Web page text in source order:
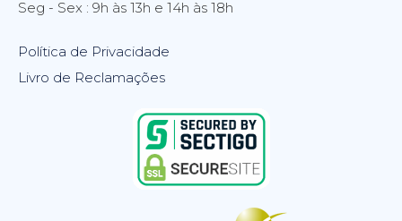
Seg - Sex : 9h às 13h e 14h às 18h
Política de Privacidade
Livro de Reclamações